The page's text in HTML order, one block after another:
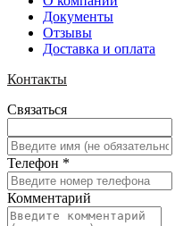
Документы
Отзывы
Доставка и оплата
Контакты
Связаться
Телефон *
Комментарий